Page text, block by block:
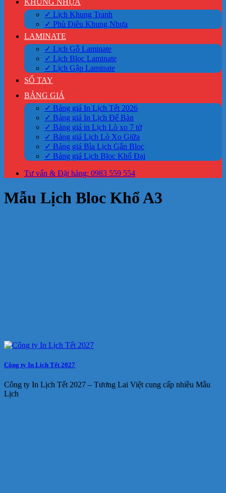
KHUNG NHỰA
✓ Lịch Khung Tranh
✓ Phù Điêu Khung Nhựa
LAMINATE
✓ Lịch Gỗ Laminate
✓ Lịch Bloc Laminate
✓ Lịch Gập Laminate
SỔ TAY
BẢNG GIÁ
✓ Bảng giá In Lịch Tết 2026
✓ Bảng giá In Lịch Để Bàn
✓ Bảng giá in Lịch Lò xo 7 tờ
✓ Bảng giá Lịch Lò Xo Giữa
✓ Bảng giá Bìa Lịch Gắn Bloc
✓ Bảng giá Lịch Bloc Khổ Đại
Tư vấn & Đặt hàng: 0983 559 554
Mẫu Lịch Bloc Khổ A3
Công ty In Lịch Tết 2027
Công ty In Lịch Tết 2027 – Tương Lai Việt cung cấp nhiều Mẫu
Lịch